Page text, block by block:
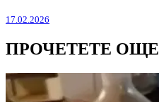
17.02.2026
ПРОЧЕТЕТЕ ОЩЕ